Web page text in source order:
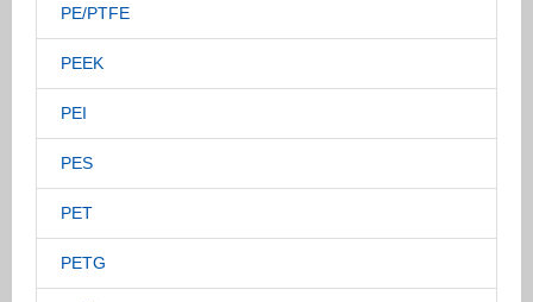
PE/PTFE
PEEK
PEI
PES
PET
PETG